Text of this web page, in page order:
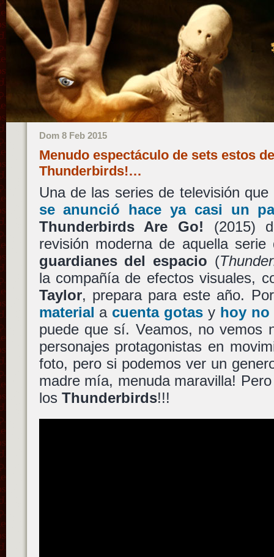
Dom 8 Feb 2015
Menudo espectáculo de sets estos
Thunderbirds!…
Una de las series de televisión
se anunció hace ya casi un
Thunderbirds Are Go! (2015)
revisión moderna de aquella
guardianes del espacio (
la compañía de efectos visuales,
Taylor, prepara para este año.
material a cuenta gotas y hoy no
puede que sí. Veamos, no vemos
personajes protagonistas en
foto, pero si podemos ver un
madre mía, menuda maravilla!
los Thunderbirds!!!